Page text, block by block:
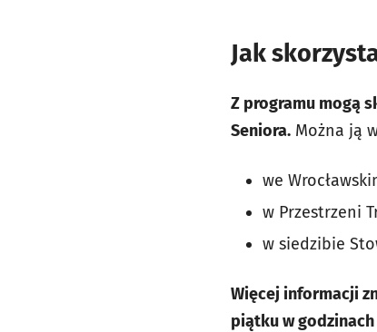
Jak
Z programu mogą
Seniora. Można ją
we
w Przestrzeni
w siedzibie
Więcej informacji
piątku w godzinach